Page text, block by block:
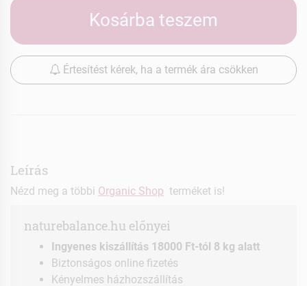
Kosárba teszem
Értesítést kérek, ha a termék ára csökken
Leírás
Nézd meg a többi Organic Shop terméket is!
naturebalance.hu előnyei
Ingyenes kiszállítás 18000 Ft-tól 8 kg alatt
Biztonságos online fizetés
Kényelmes házhozszállítás